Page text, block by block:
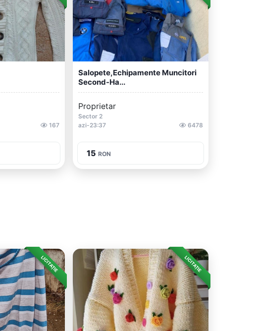
167
Salopete,echipamente Muncitori
Second-Ha...
Proprietar
Sector 2
azi-23:37
6478
15 RON
LICITAȚIE LICITAȚIE